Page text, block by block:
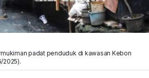
padat penduduk di kawasan Kebon
2025).